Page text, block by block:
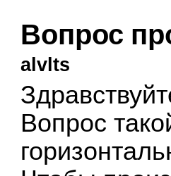
Вопрос
alvlts
Вопрос